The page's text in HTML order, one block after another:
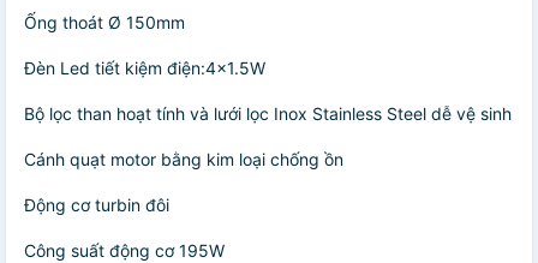
Ống thoát Ø 150mm
Đèn Led tiết kiệm điện:4x1.5W
Bộ lọc than hoạt tính và lưới lọc Inox Stainless Steel dễ vệ sinh
Cánh quạt motor bằng kim loại chống ồn
Động cơ turbin đôi
Công suất động cơ 195W